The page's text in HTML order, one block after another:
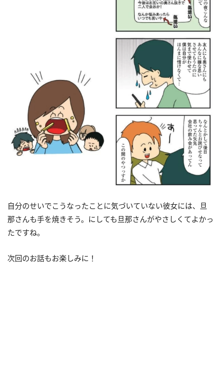
自分のせいでこうなったことに気づいていない彼女には、旦
那さんも手を焼きそう。にしても旦那さんがやさしくてよかっ
たですね。
次回のお話もお楽しみに！